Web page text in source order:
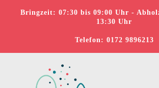
Bringzeit: 07:30 bis 09:00 Uhr -
13:30 Uhr
Telefon: 0172 9896213